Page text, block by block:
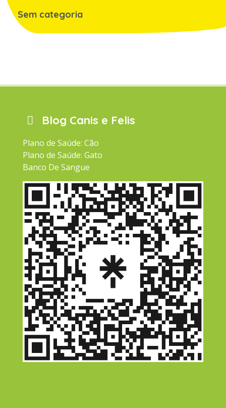
Sem categoria
Blog Canis e Felis
Plano de Saúde: Cão
Plano de Saúde: Gato
Banco De Sangue